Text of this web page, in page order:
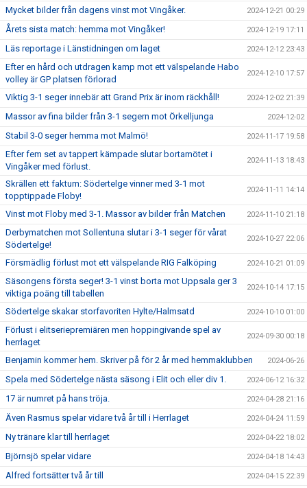
Mycket bilder från dagens vinst mot Vingåker. 2024-12-21 00:29
Årets sista match: hemma mot Vingåker! 2024-12-19 17:11
Läs reportage i Länstidningen om laget 2024-12-12 23:43
Efter en hård och utdragen kamp mot ett välspelande Habo
volley är GP platsen förlorad
2024-12-10 17:57
Viktig 3-1 seger innebär att Grand Prix är inom räckhåll! 2024-12-02 21:39
Massor av fina bilder från 3-1 segern mot Örkelljunga 2024-12-02
Stabil 3-0 seger hemma mot Malmö! 2024-11-17 19:58
Efter fem set av tappert kämpade slutar bortamötet i
Vingåker med förlust.
2024-11-13 18:43
Skrällen ett faktum: Södertelge vinner med 3-1 mot
topptippade Floby!
2024-11-11 14:14
Vinst mot Floby med 3-1. Massor av bilder från Matchen 2024-11-10 21:18
Derbymatchen mot Sollentuna slutar i 3-1 seger för vårat
Södertelge!
2024-10-27 22:06
Försmädlig förlust mot ett välspelande RIG Falköping 2024-10-21 01:09
Säsongens första seger! 3-1 vinst borta mot Uppsala ger 3
viktiga poäng till tabellen
2024-10-14 17:15
Södertelge skakar storfavoriten Hylte/Halmsatd 2024-10-10 01:00
Förlust i elitseriepremiären men hoppingivande spel av
herrlaget
2024-09-30 00:18
Benjamin kommer hem. Skriver på för 2 år med hemmaklubben 2024-06-26
Spela med Södertelge nästa säsong i Elit och eller div 1. 2024-06-12 16:32
17 är numret på hans tröja. 2024-04-28 21:16
Även Rasmus spelar vidare två år till i Herrlaget 2024-04-24 11:59
Ny tränare klar till herrlaget 2024-04-22 18:02
Björnsjö spelar vidare 2024-04-18 14:43
Alfred fortsätter två år till 2024-04-15 22:39